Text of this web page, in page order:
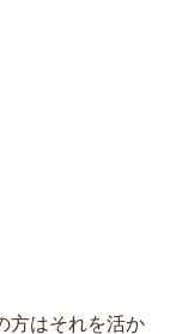
方はそれを活か